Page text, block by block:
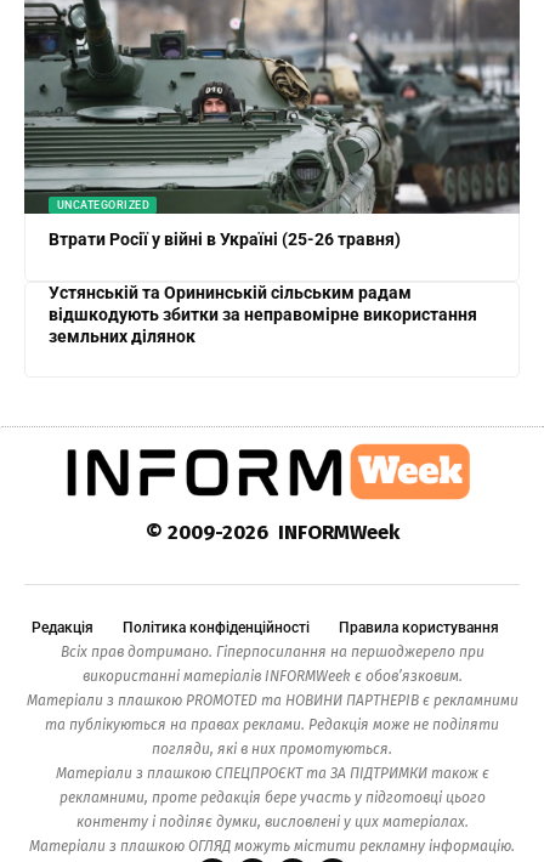
UNCATEGORIZED
Втрати Росії у війні в Україні (25-26 травня)
Устянській та Орининській сільським радам
відшкодують збитки за неправомірне використання
земльних ділянок
© 2009-2026 INFORMWeek
Редакція Політика конфіденційності
Правила користування
Всіх прав дотримано. Гіперпосилання на першоджерело при
використанні матеріалів INFORMWeek є обов’язковим.
Матеріали з плашкою PROMOTED та НОВИНИ ПАРТНЕРІВ є рекламними
та публікуються на правах реклами. Редакція може не поділяти
погляди, які в них промотуються.
Матеріали з плашкою СПЕЦПРОЄКТ та ЗА ПІДТРИМКИ також є
рекламними, проте редакція бере участь у підготовці цього
контенту і поділяє думки, висловлені у цих матеріалах.
Матеріали з плашкою ОГЛЯД можуть містити рекламну інформацію.